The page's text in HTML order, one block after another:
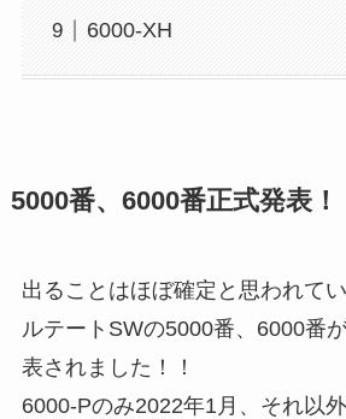
6000-XH
5000番、6000番正式発表！
出ることはほぼ確定と思われて
ルテートSWの5000番、6000番
表されました！！
6000-Pのみ2022年1月、それ以